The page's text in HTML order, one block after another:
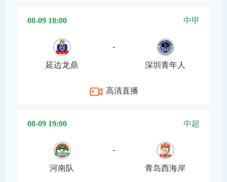
08-09 18:00 中甲
延边龙鼎
-
深圳青年人
高清直播
08-09 19:00 中超
河南队
-
青岛西海岸